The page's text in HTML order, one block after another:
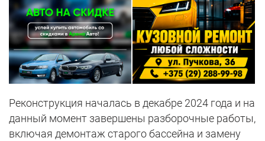
Реконструкция началась в декабре 2024 года и на
данный момент завершены разборочные работы,
включая демонтаж старого бассейна и замену